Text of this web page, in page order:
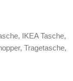
, IKEA Tasche,
, Tragetasche,